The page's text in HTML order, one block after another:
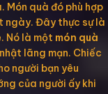
Món quà đó phù hợp
ngày. Đây thực sự là
. Nó là một món quà
lãng mạn. Chiếc
người bạn yêu
của người ấy khi